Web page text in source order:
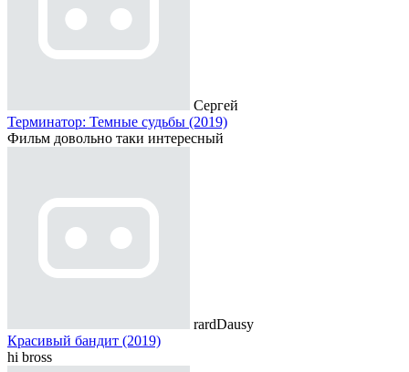
Сергей
Терминатор: Темные судьбы (2019)
Фильм довольно таки интересный
rardDausy
Красивый бандит (2019)
hi bross